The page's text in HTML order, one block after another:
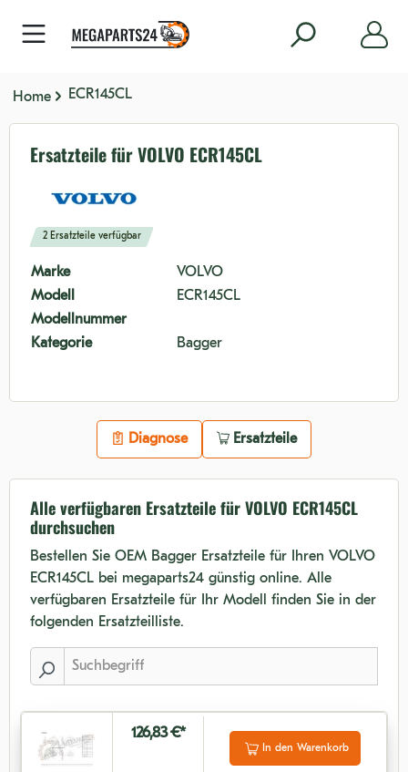
Home ECR145CL
Ersatzteile für VOLVO ECR145CL
2 Ersatzteile verfügbar
Marke
VOLVO
Modell
ECR145CL
Modellnummer
Kategorie
Bagger
Diagnose Ersatzteile
Alle verfügbaren Ersatzteile für VOLVO ECR145CL
durchsuchen
Bestellen Sie OEM Bagger Ersatzteile für Ihren VOLVO
ECR145CL bei megaparts24 günstig online. Alle
verfügbaren Ersatzteile für Ihr Modell finden Sie in der
folgenden Ersatzteilliste.
126,83 €*
In den Warenkorb